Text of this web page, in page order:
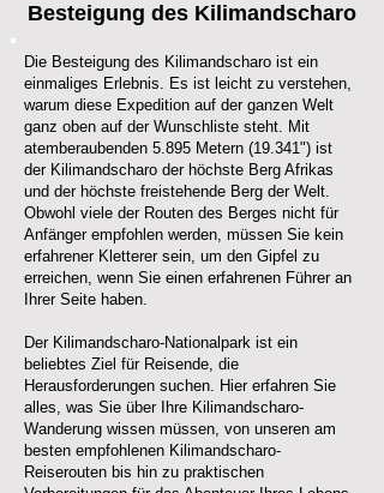
Besteigung des Kilimandscharo
Die Besteigung des Kilimandscharo ist ein
einmaliges Erlebnis. Es ist leicht zu verstehen,
warum diese Expedition auf der ganzen Welt
ganz oben auf der Wunschliste steht. Mit
atemberaubenden 5.895 Metern (19.341") ist
der Kilimandscharo der höchste Berg Afrikas
und der höchste freistehende Berg der Welt.
Obwohl viele der Routen des Berges nicht für
Anfänger empfohlen werden, müssen Sie kein
erfahrener Kletterer sein, um den Gipfel zu
erreichen, wenn Sie einen erfahrenen Führer an
Ihrer Seite haben.
Der Kilimandscharo-Nationalpark ist ein
beliebtes Ziel für Reisende, die
Herausforderungen suchen. Hier erfahren Sie
alles, was Sie über Ihre Kilimandscharo-
Wanderung wissen müssen, von unseren am
besten empfohlenen Kilimandscharo-
Reiserouten bis hin zu praktischen